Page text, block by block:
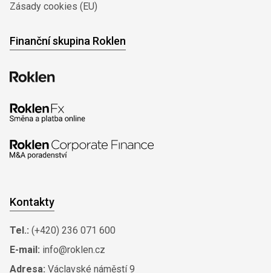
Zásady cookies (EU)
Finanční skupina Roklen
Kontakty
Tel.: (+420) 236 071 600
E-mail: info@roklen.cz
Adresa: Václavské náměstí 9